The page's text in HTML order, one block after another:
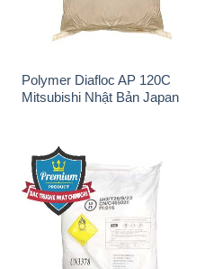
Polymer Diafloc AP 120C
Mitsubishi Nhật Bản Japan